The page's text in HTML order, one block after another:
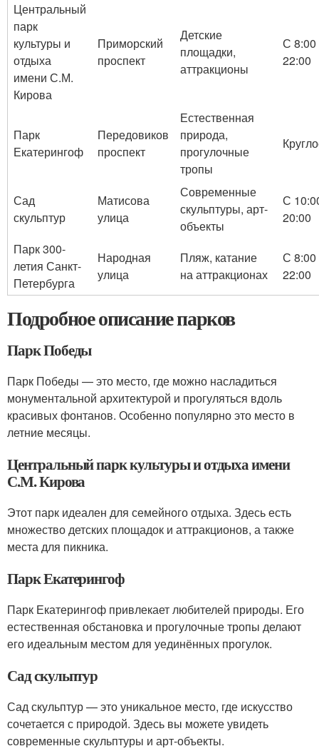
Центральный
парк
культуры и
отдыха
имени С.М.
Кирова
Приморский
проспект
Детские
площадки,
аттракционы
С 8:00
22:00
Парк
Екатерингоф
Передовиков
проспект
Естественная
природа,
прогулочные
тропы
Сад
скульптур
Матисова
улица
Современные
скульптуры, арт-
объекты
С
20:00
Парк 300-
летия Санкт-
Петербурга
Народная
улица
Пляж, катание
на аттракционах
С 8:00
22:00
Подробное описание парков
Парк Победы
Парк Победы — это место, где можно насладиться
монументальной архитектурой и прогуляться вдоль
красивых фонтанов. Особенно популярно это место в
летние месяцы.
Центральный парк культуры и отдыха имени
С.М. Кирова
Этот парк идеален для семейного отдыха. Здесь есть
множество детских площадок и аттракционов, а также
места для пикника.
Парк Екатерингоф
Парк Екатерингоф привлекает любителей природы. Его
естественная обстановка и прогулочные тропы делают
его идеальным местом для уединённых прогулок.
Сад скульптур
Сад скульптур — это уникальное место, где искусство
сочетается с природой. Здесь вы можете увидеть
современные скульптуры и арт-объекты.